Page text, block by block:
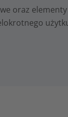
oraz